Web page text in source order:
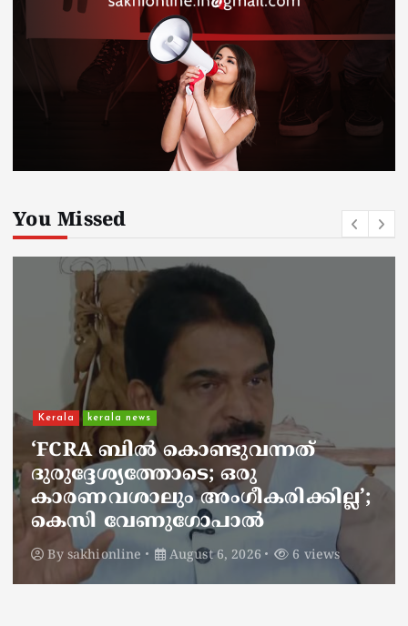
You Missed
Kerala kerala news
ചാലിശേരിയില്‍ സര്‍ക്കാര്‍
ജനകീയ ആരോഗ്യകേന്ദ്രത്തില്‍
നഴ്സിന് അണലിയുടെ കടിയേറ്റു;
അണലിയുടെ കടിയേറ്റത്
ഡ്യൂട്ടിക്കിടെ
Bysakhionline August 6, 2026 5 views